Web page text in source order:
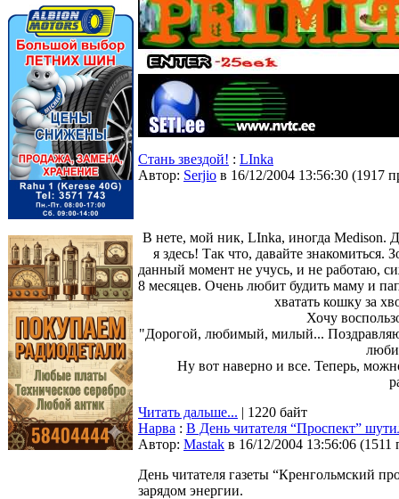
Стань звездой! : LInka
Автор: Serjio в 16/12/2004 13:56:30 (1917
В нете, мой ник, LInka, иногда Medison.
я здесь! Так что, давайте
данный момент не учусь, и не работаю,
8 месяцев. Очень любит будить маму и
хватать кошку за
Хочу
"Дорогой, любимый, милый...
Ну вот наверно и все. Теперь,
Читать дальше... | 1220 байт
Нарва : В День читателя “Проспект”
Автор: Мastak в 16/12/2004 13:56:06 (1511
День читателя газеты “Кренгольмский
зарядом энергии.